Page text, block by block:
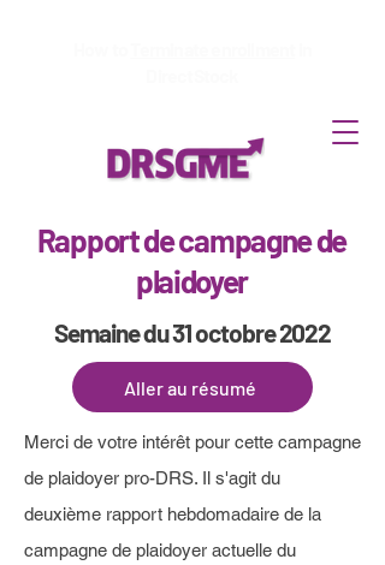
Rapport de campagne de
plaidoyer
Semaine du 31 octobre 2022
Aller au résumé
Merci de votre intérêt pour cette campagne
de plaidoyer pro-DRS. Il s'agit du
deuxième rapport hebdomadaire de la
campagne de plaidoyer actuelle du